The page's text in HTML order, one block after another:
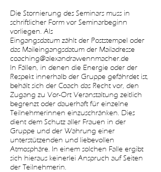
Die Stornierung des Seminars muss in
schriftlicher Form vor Seminarbeginn
vorliegen. Als
Eingangsdatum zählt der Poststempel oder
das Maileingangsdatum der Mailadresse
coaching@alexandrawennmacher.de
In Fällen, in denen die Energie oder der
Respekt innerhalb der Gruppe gefährdet ist,
behält sich der Coach das Recht vor, den
Zugang zu Vor-Ort Veranstaltung zeitlich
begrenzt oder dauerhaft für einzelne
Teilnehmerinnen einzuschränken. Dies
dient dem Schutz aller Frauen in der
Gruppe und der Wahrung einer
unterstützenden und liebevollen
Atmosphäre. In einem solchen Falle ergibt
sich hieraus keinerlei Anspruch auf Seiten
der Teilnehmerin.